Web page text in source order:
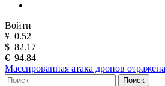
Войти
¥ 0.52
$ 82.17
€ 94.84
Массированная атака дронов
Поиск